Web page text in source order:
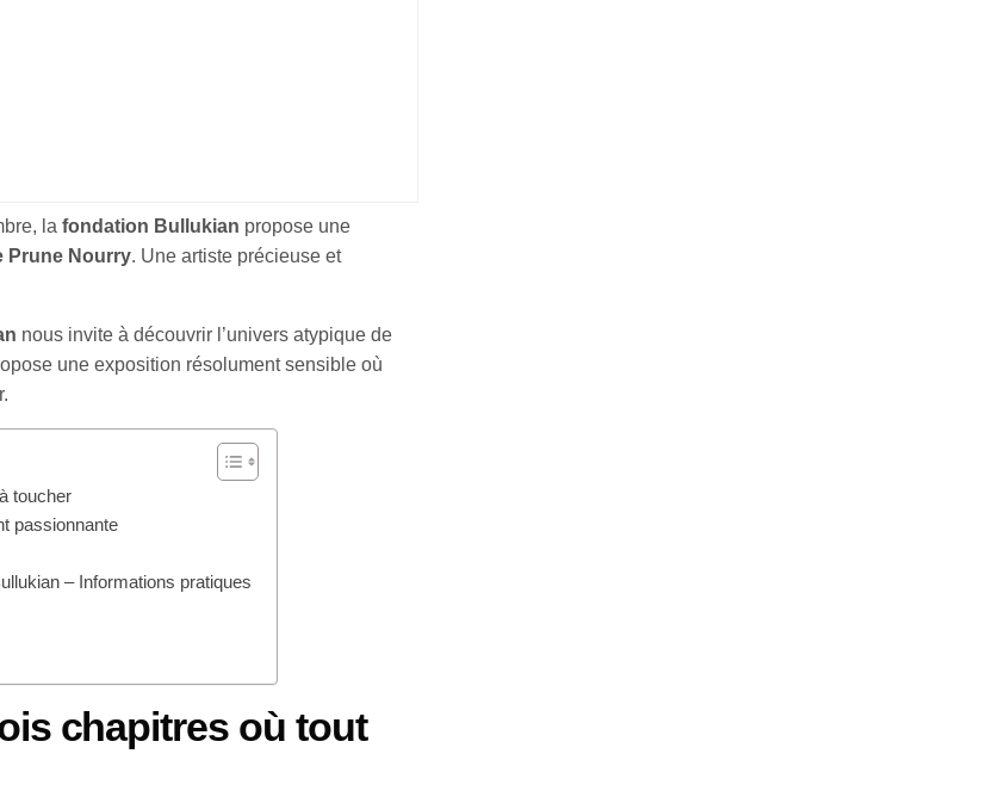
lafondation Bullukian propose une
Prune Nourry. Une artiste précieuse et
nous invite à découvrir l’univers atypique de
une exposition résolument sensible où
toucher
passionnante
– Informations pratiques
chapitres où tout